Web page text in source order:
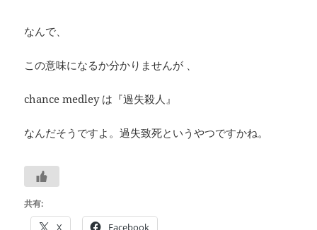
なんで、
この意味になるか分かりませんが 、
chance medley は『過失殺人』
なんだそうですよ。過失致死というやつですかね。
共有:
X Facebook